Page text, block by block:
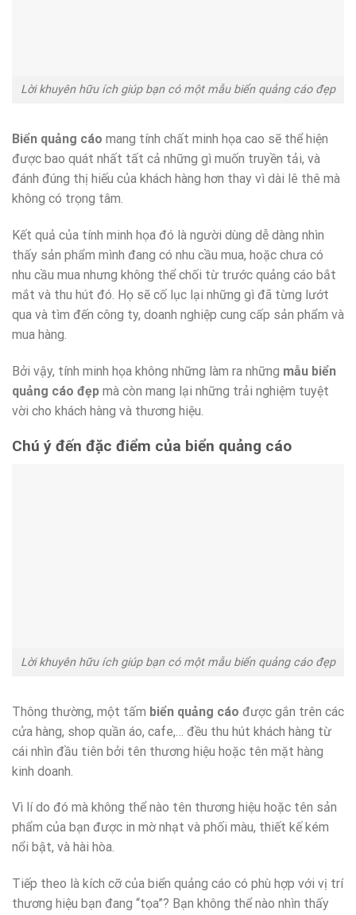
Lời khuyên hữu ích giúp bạn có một mẫu biển quảng cáo đẹp
Biển quảng cáo mang tính chất minh họa cao sẽ thể hiện
được bao quát nhất tất cả những gì muốn truyền tải, và
đánh đúng thị hiếu của khách hàng hơn thay vì dài lê thê mà
không có trọng tâm.
Kết quả của tính minh họa đó là người dùng dễ dàng nhìn
thấy sản phẩm mình đang có nhu cầu mua, hoặc chưa có
nhu cầu mua nhưng không thể chối từ trước quảng cáo bắt
mắt và thu hút đó. Họ sẽ cố lục lại những gì đã từng lướt
qua và tìm đến công ty, doanh nghiệp cung cấp sản phẩm và
mua hàng.
Bởi vậy, tính minh họa không những làm ra những mẫu biển
quảng cáo đẹp mà còn mang lại những trải nghiệm tuyệt
vời cho khách hàng và thương hiệu.
Chú ý đến đặc điểm của biển quảng cáo
Lời khuyên hữu ích giúp bạn có một mẫu biển quảng cáo đẹp
Thông thường, một tấm biển quảng cáo được gắn trên các
cửa hàng, shop quần áo, cafe,… đều thu hút khách hàng từ
cái nhìn đầu tiên bởi tên thương hiệu hoặc tên mặt hàng
kinh doanh.
Vì lí do đó mà không thể nào tên thương hiệu hoặc tên sản
phẩm của bạn được in mờ nhạt và phối màu, thiết kế kém
nổi bật, và hài hòa.
Tiếp theo là kích cỡ của biển quảng cáo có phù hợp với vị trí
thương hiệu bạn đang “tọa”? Bạn không thể nào nhìn thấy